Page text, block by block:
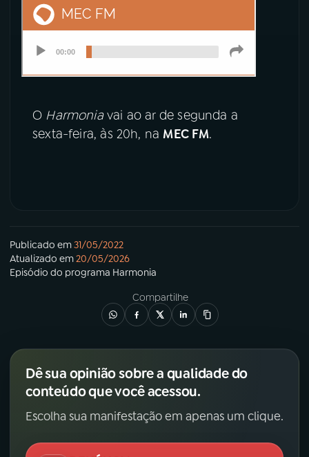
O Harmoniavai ao ar de segunda a
sexta-feira, às 20h, na MEC FM.
Publicado em31/05/2022
Atualizado em20/05/2026
Episódio do programa Harmonia
Compartilhe
Dê sua opinião sobre a qualidade do
conteúdo que você acessou.
Escolha sua manifestação em apenas um clique.